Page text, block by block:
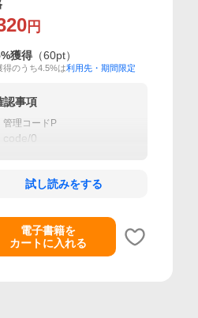
円
%獲得 （60pt）
得のうち4.5%は利用先・期間限定
認事項
管理コードP
code/0
試し読みをする
電子書籍を
カートに入れる